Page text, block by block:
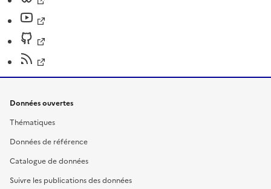
Données ouvertes
Thématiques
Données de référence
Catalogue de données
Suivre les publications des données